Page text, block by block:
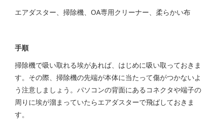
エアダスター、掃除機、OA専用クリーナー、柔らかい布
手順
掃除機で吸い取れる埃があれば、はじめに吸い取っておきま
す。その際、掃除機の先端が本体に当たって傷がつかないよ
う注意しましょう。パソコンの背面にあるコネクタや端子の
周りに埃が溜まっていたらエアダスターで飛ばしておきま
す。